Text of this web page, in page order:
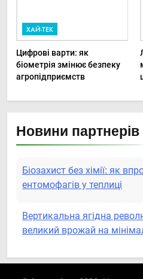
ХАЙ-ТЕК
Цифрові варти: як
біометрія змінює безпеку
агропідприємств
Новини партнерів
Біозахист без хімії: як
ентомофагів у теплиці
Вертикальна ягідна
великий врожай на
Роботизовані помічники:
платформи змінюють